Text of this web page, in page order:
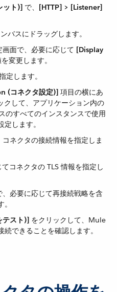
ット)] ​ で、​ [HTTP] > [Listener]
バスにドラッグします。
画面で、必要に応じて [Display
変更します。
定します。
(コネクタ設定)] ​ 項目の横にあ
クして、アプリケーション内の
のすべてのインスタンスで使用
します。
コネクタの接続情報を指定しま
てコネクタの TLS 情報を指定し
、必要に応じて再接続戦略を含
テスト)] ​ をクリックして、Mule
できることを確認します。